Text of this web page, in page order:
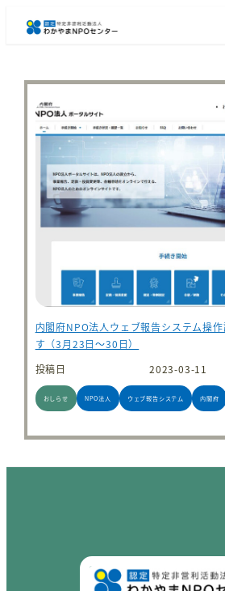
内閣府NPO法人ウェブ報告システム操
す（3月23日～30日）
投稿日
2023-03-11
おしらせ NPO法人 ウェブ報告システム 内閣府